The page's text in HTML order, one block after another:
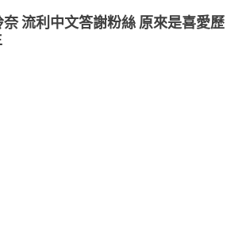
流利中文答謝粉絲 原來是喜愛歷